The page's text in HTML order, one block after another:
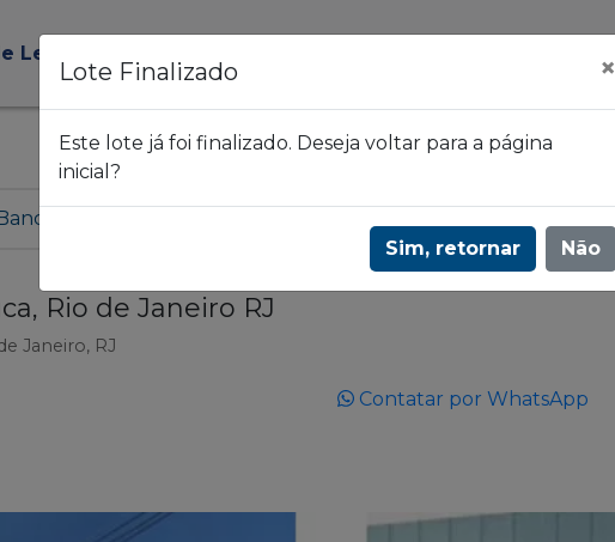
Leilões
Itaú | 3619
Rio de Janeiro RJ
Janeiro, RJ
Contatar por WhatsApp
Lote Finalizado ×
Este lote já foi finalizado. Deseja voltar para a página
inicial?
Sim, retornar Não